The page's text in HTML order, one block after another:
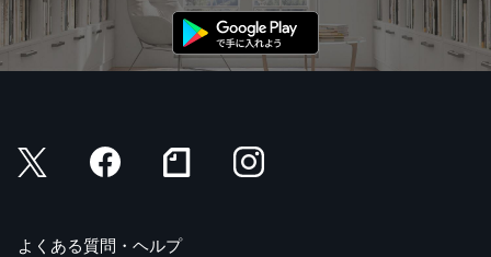
●トラブル
薬の飲み方の説明）
すぐに使える旅単語集５００
よくある質問・ヘルプ